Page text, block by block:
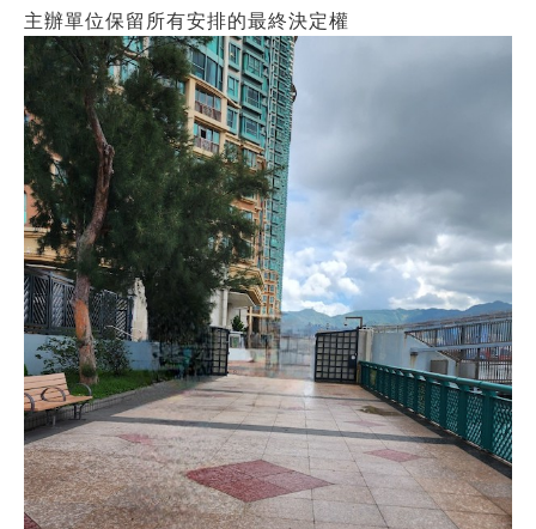
主辦單位保留所有安排的最終決定權